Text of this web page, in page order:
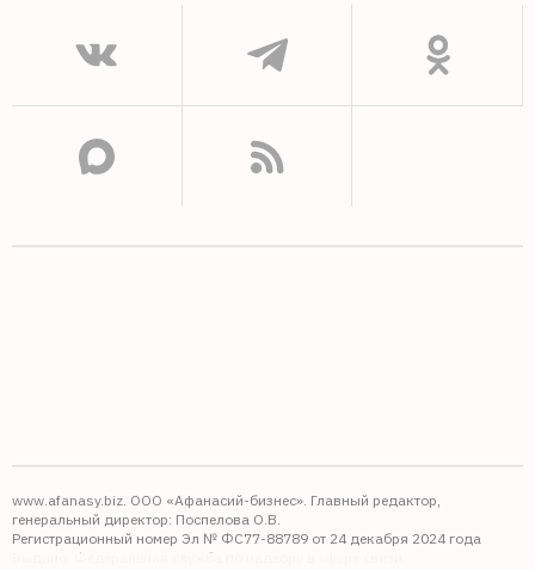
www.afanasy.biz. ООО «Афанасий-бизнес». Главный редактор,
генеральный директор: Поспелова О.В.
Регистрационный номер Эл № ФС77-88789 от 24 декабря 2024 года
Выдано: Федеральная служба по надзору в сфере связи,